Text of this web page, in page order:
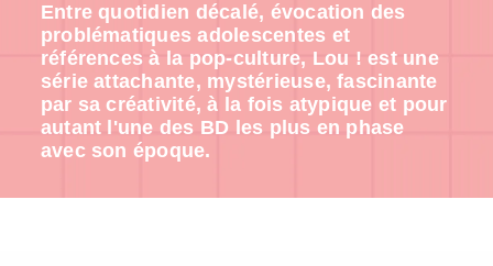
Entre quotidien décalé, évocation des
problématiques adolescentes et
références à la pop-culture, Lou ! est une
série attachante, mystérieuse, fascinante
par sa créativité, à la fois atypique et pour
autant l'une des BD les plus en phase
avec son époque.